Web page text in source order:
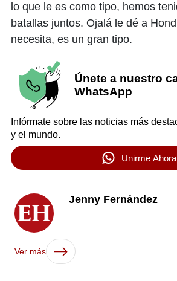
lo que le es como tipo, hemos
batallas juntos. Ojalá le dé a
necesita, es un gran tipo.
Únete a nuestro
WhatsApp
Infórmate sobre las noticias más
y el mundo.
Unirme Ahora
Jenny Fernández
Ver más